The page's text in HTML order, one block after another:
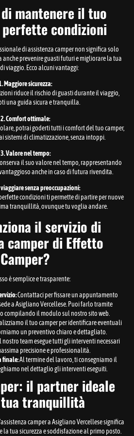
mantenere il tuo
condizioni
di assistenza camper non significa solo
anche prevenire guasti futuri e migliorare la tua
viaggio. Ecco alcuni vantaggi:
Maggiore sicurezza:
riduce il rischio di guasti durante il viaggio,
una guida sicura e tranquilla.
2. Comfort ottimale:
potrai goderti tutti i comfort del tuo camper,
sistemi di climatizzazione, senza intoppi.
3. Valore nel tempo:
il suo valore nel tempo, rappresentando
anche in caso di futura rivendita.
senza preoccupazioni:
condizioni ti permette di partire per nuove
tranquillità, ovunque tu voglia andare.
il servizio di
camper di Effetto
Camper?
è semplice e trasparente:
Contattaci per fissare un appuntamento
a Asigliano Vercellese. Puoi farlo tramite
compilando il modulo sul nostro sito web.
il tuo camper per identificare eventuali
un preventivo chiaro e dettagliato.
team esegue tutti gli interventi necessari
precisione e professionalità.
finale:Al termine del lavoro, ti consegniamo il
nel dettaglio gli interventi eseguiti.
il partner ideale
tranquillità
camper a Asigliano Vercellese significa
la tua sicurezza e soddisfazione al primo posto.